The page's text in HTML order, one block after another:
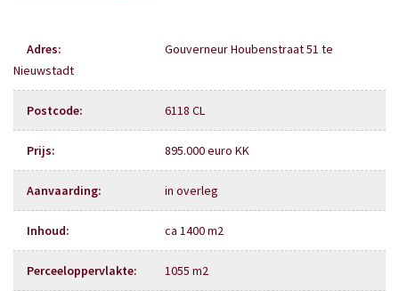
Adres:
Gouverneur Houbenstraat 51 te
Nieuwstadt
Postcode: 6118 CL
Prijs: 895.000 euro KK
Aanvaarding: in overleg
Inhoud: ca 1400 m2
Perceeloppervlakte: 1055 m2